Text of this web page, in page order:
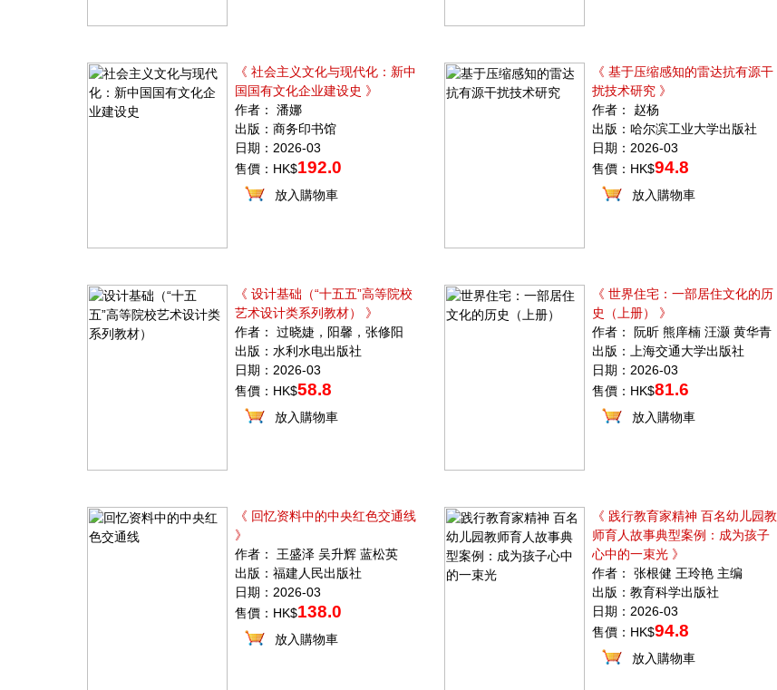
《 社会主义文化与现代化：新中
国国有文化企业建设史 》
作者： 潘娜
出版：商务印书馆
日期：2026-03
售價：HK$192.0
放入購物車
《 基于压缩感知的雷达抗有源干
扰技术研究 》
作者： 赵杨
出版：哈尔滨工业大学出版社
日期：2026-03
售價：HK$94.8
放入購物車
《 设计基础（“十五五”高等院校
艺术设计类系列教材） 》
作者： 过晓婕，阳馨，张修阳
出版：水利水电出版社
日期：2026-03
售價：HK$58.8
放入購物車
《 世界住宅：一部居住文化的历
史（上册） 》
作者： 阮昕 熊庠楠 汪灏 黄华青
出版：上海交通大学出版社
日期：2026-03
售價：HK$81.6
放入購物車
《 回忆资料中的中央红色交通线
》
作者： 王盛泽 吴升辉 蓝松英
出版：福建人民出版社
日期：2026-03
售價：HK$138.0
放入購物車
《 践行教育家精神 百名幼儿园教
师育人故事典型案例：成为孩子
心中的一束光 》
作者： 张根健 王玲艳 主编
出版：教育科学出版社
日期：2026-03
售價：HK$94.8
放入購物車